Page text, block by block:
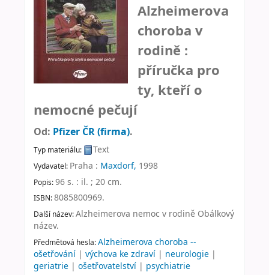
Alzheimerova
choroba v
rodině :
příručka pro
ty, kteří o
nemocné pečují
Od: Pfizer ČR (firma).
Typ materiálu: Text
Vydavatel: Praha : Maxdorf, 1998
Popis:96 s. : il. ; 20 cm.
ISBN:8085800969.
Další název:Alzheimerova nemoc v rodině Obálkový
název.
Předmětová hesla:Alzheimerova choroba --
ošetřování | výchova ke zdraví | neurologie |
geriatrie | ošetřovatelství | psychiatrie